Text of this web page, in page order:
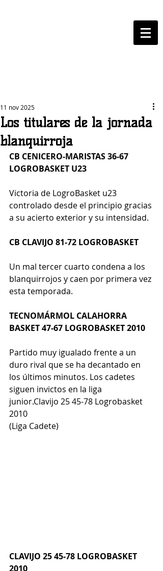
Los titulares de la jornada
blanquirroja
11 nov 2025
CB CENICERO-MARISTAS 36-67
LOGROBASKET U23
Victoria de LogroBasket u23
controlado desde el principio gracias
a su acierto exterior y su intensidad.
CB CLAVIJO 81-72 LOGROBASKET
Un mal tercer cuarto condena a los
blanquirrojos y caen por primera vez
esta temporada.
TECNOMÁRMOL CALAHORRA
BASKET 47-67 LOGROBASKET 2010
Partido muy igualado frente a un
duro rival que se ha decantado en
los últimos minutos. Los cadetes
siguen invictos en la liga
junior.Clavijo 25 45-78 Logrobasket
2010
(Liga Cadete)
CLAVIJO 25 45-78 LOGROBASKET
2010